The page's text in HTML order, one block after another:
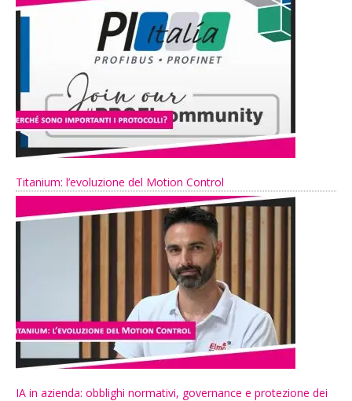
Titanium: l’evoluzione del Motion Control
IA in azienda: obblighi normativi, governance e protezione dei